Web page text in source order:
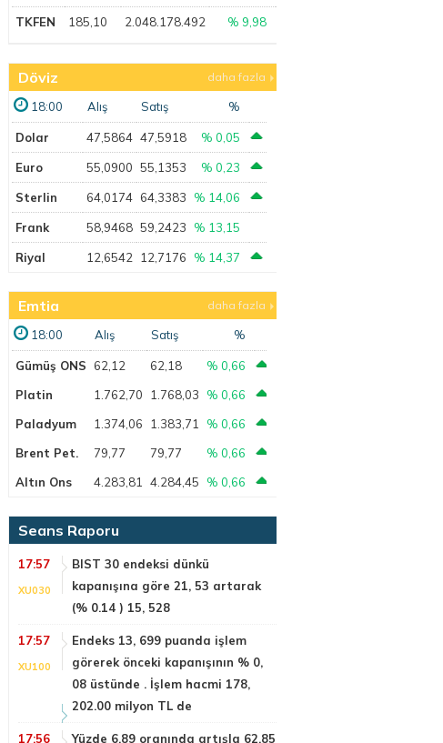
TKFEN 185,10 2.048.178.492 % 9,98
Döviz daha fazla
18:00 Alış Satış %
Dolar 47,5864 47,5918 % 0,05
Euro 55,0900 55,1353 % 0,23
Sterlin 64,0174 64,3383 % 14,06
Frank 58,9468 59,2423 % 13,15
Riyal 12,6542 12,7176 % 14,37
Emtia daha fazla
18:00 Alış Satış %
Gümüş ONS 62,12 62,18
% 0,66
Platin
1.762,70 1.768,03
% 0,66
Paladyum
1.374,06 1.383,71
% 0,66
Brent Pet.
79,77 79,77
% 0,66
Altın Ons
4.283,81 4.284,45 % 0,66
Seans Raporu
17:57
XU030
BIST 30 endeksi dünkü
kapanışına göre 21, 53 artarak
(% 0.14 ) 15, 528
17:57
XU100
Endeks 13, 699 puanda işlem
görerek önceki kapanışının % 0,
08 üstünde . İşlem hacmi 178,
202.00 milyon TL de
17:56
Yüzde 6.89 oranında artışla 62.85